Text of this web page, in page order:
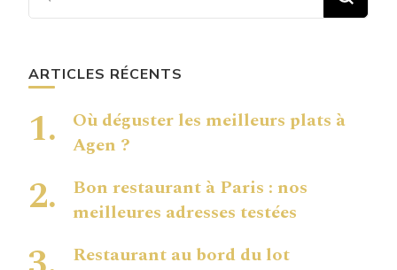
chose ?
ARTICLES RÉCENTS
Où déguster les meilleurs plats à
Agen ?
Bon restaurant à Paris : nos
meilleures adresses testées
Restaurant au bord du lot